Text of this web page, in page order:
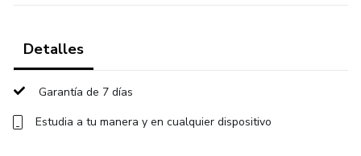
Detalles
Garantía de 7 días
Estudia a tu manera y en cualquier dispositivo